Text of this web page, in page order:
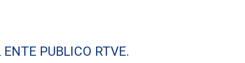
PUBLICO RTVE.